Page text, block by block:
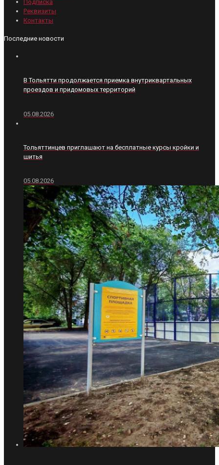
Подписка
Реквизиты
Контакты
Последние новости
В Тольятти продолжается приемка внутриквартальных
проездов и придомовых территорий
05.08.2026
Тольяттинцев приглашают на бесплатные курсы кройки и
шитья
05.08.2026